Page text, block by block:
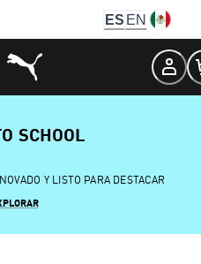
ES EN
SCHOOL
Y LISTO PARA DESTACAR